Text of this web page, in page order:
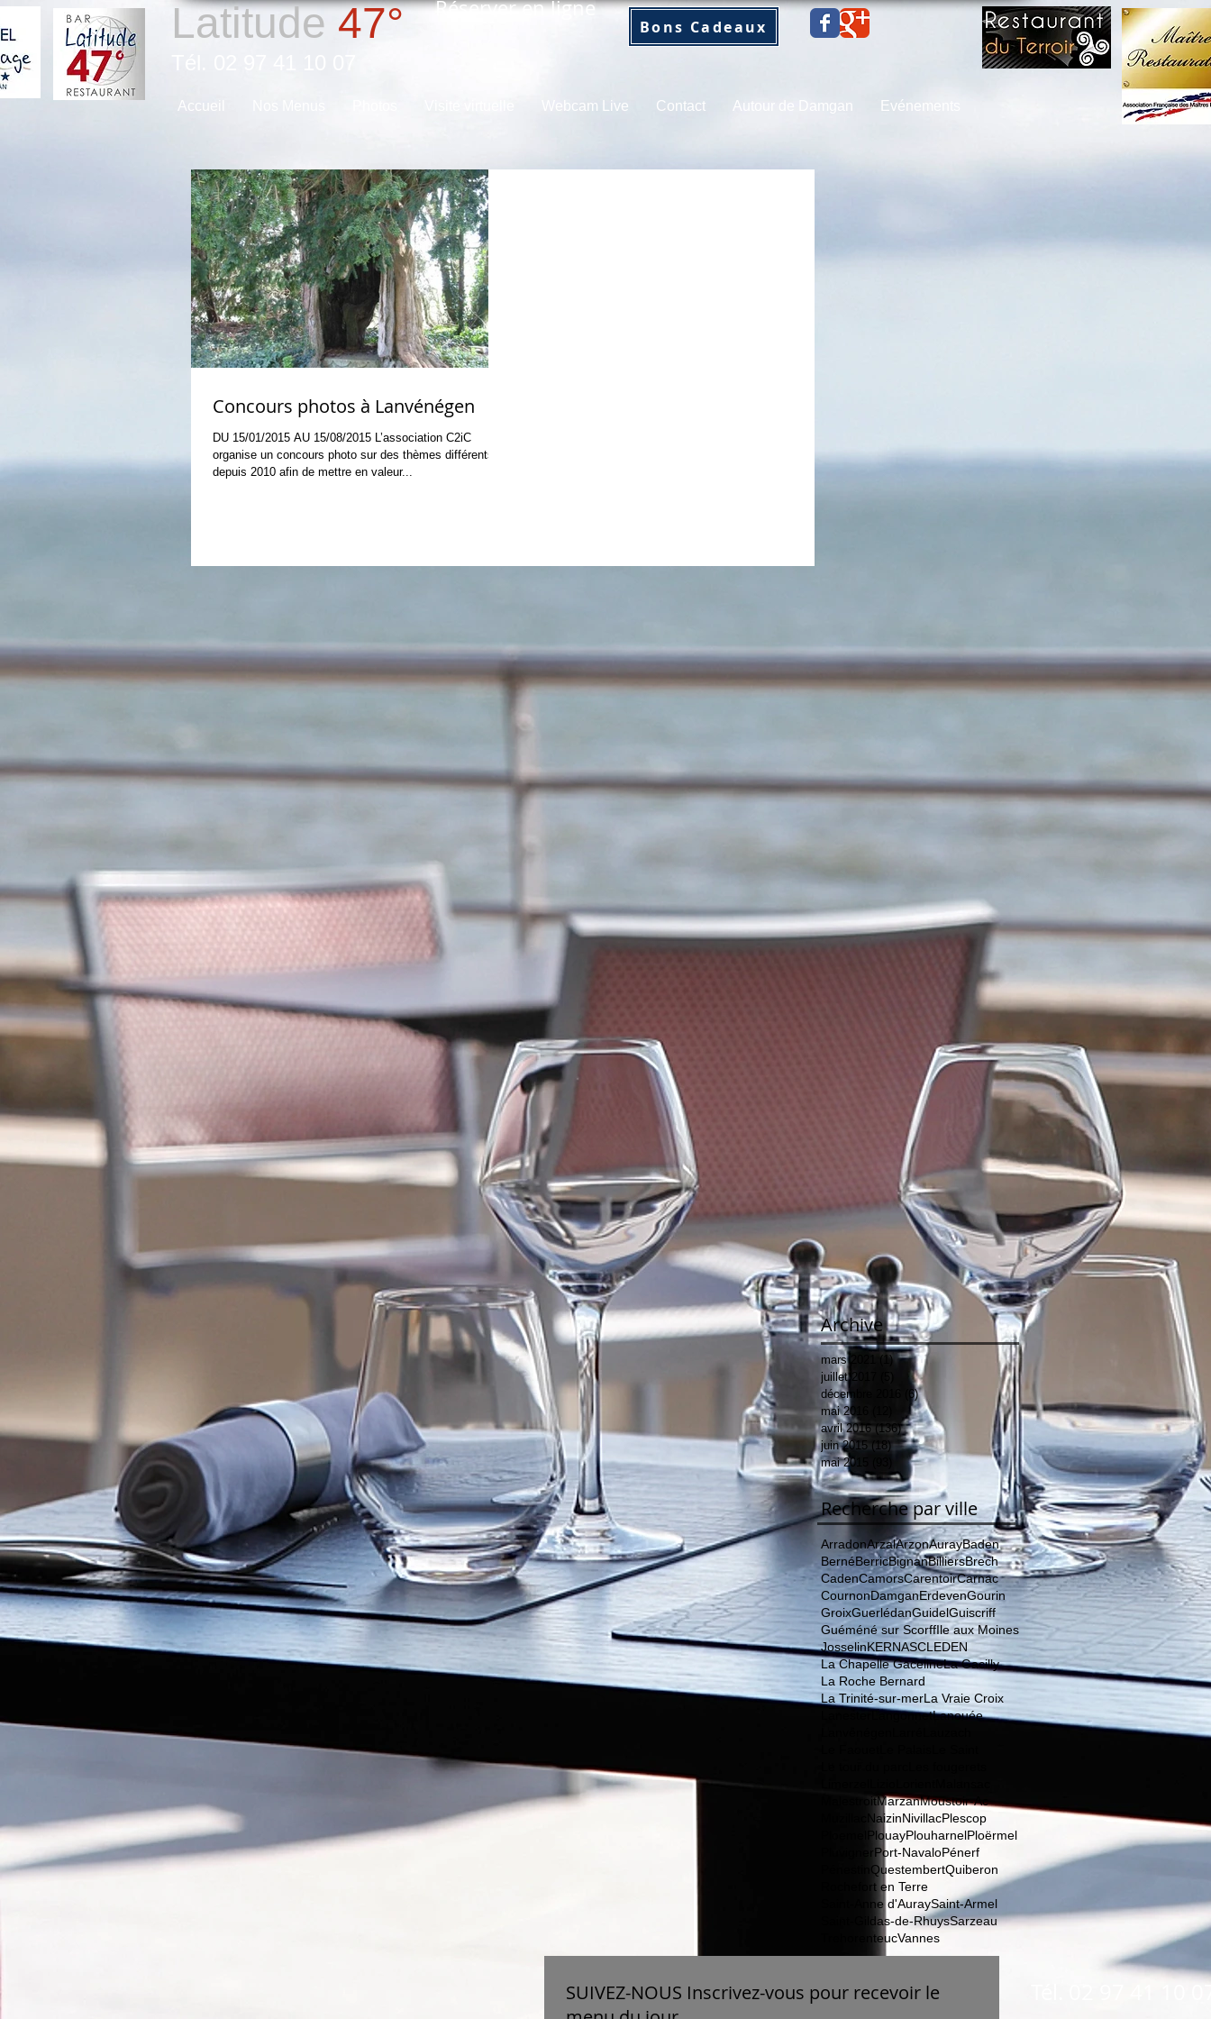
Latitude47° Réserver en ligne
Accueil Webcam Live Contact Autour de Damgan Evénements
Bons Cadeaux
Concours photos à Lanvénégen
DU 15/01/2015 AU 15/08/2015 L’association C2iC
organise un concours photo sur des thèmes différents
depuis 2010 afin de mettre en valeur...
Archive
mars 2021 (1) 1 post
juillet 2017
5 posts
décembre 2016
(6)6 posts
mai 2016
12 posts
avril 2016 (136)136 posts
juin 2015 (18)18 posts
mai 2015
93 posts
Recherche par ville
ArradonArzalArzonAurayBaden
BernéBerricBignanBilliersBrech
CadenCamorsCarentoirCarnac
CournonDamganErdevenGourin
GroixGuerlédanGuidelGuiscriff
Guéméné sur ScorffIle aux Moines
JosselinKERNASCLEDEN
La Chapelle GacelineLa Gacilly
La Roche Bernard
La Trinité-sur-merLa Vraie Croix
LangonnetLanouée
MalestroitMarzanMoustoir-Ac
NaizinNivillacPlescop
PlouayPlouharnelPloërmel
PluvignerPort-NavaloPénerf
QuestembertQuiberon
Rochefort en Terre
Saint-Anne d'AuraySaint-Armel
Saint-Gildas-de-RhuysSarzeau
TrehorenteucVannes
SUIVEZ-NOUS Inscrivez-vous pour recevoir le